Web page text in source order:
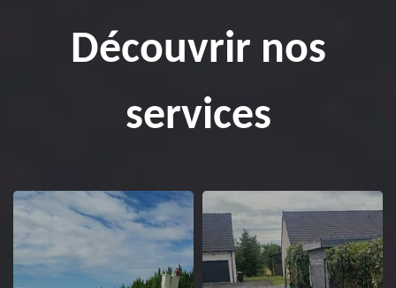
Découvrir nos
services